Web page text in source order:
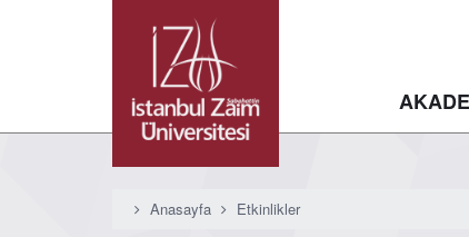
Anasayfa Etkinlikler